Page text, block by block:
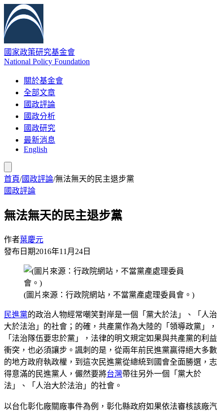
國家政策研究基金會
National Policy Foundation
關於基金會
全部文章
國政評論
國政分析
國政研究
最新消息
English
首頁/國政評論/無法無天的民主退步黨
國政評論
無法無天的民主退步黨
作者葉慶元
發布日期2016年11月24日
(圖片來源：行政院網站，不當黨產處理委員會。)
民進黨的政治人物經常嘲笑對岸是一個「黨大於法」、「人治
大於法治」的社會；的確，共產黨作為大陸的「領導政黨」，
「法治隊伍要忠於黨」，法律的明文規定如果與共產黨的利益
衝突，也必須讓步。諷刺的是，從兩年前民進黨贏得絕大多數
的地方政府執政權，到這次民進黨從總統到國會全面勝選，志
得意滿的民進黨人，儼然要將台灣帶往另外一個「黨大於
法」、「人治大於法治」的社會。
以台化彰化廠關廠事件為例，彰化縣政府如果依法審核該廠汽